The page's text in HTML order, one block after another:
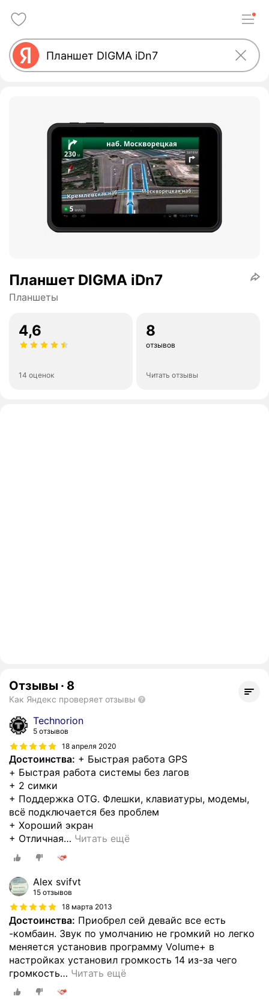
Планшет DIGMA iDn7
Планшеты
4,6
14 оценок
8
отзывов
Читать отзывы
Отзывы · 8
Как Яндекс проверяет отзывы
Technorion
5 отзывов
18 апреля 2020
Достоинства: + Быстрая работа GPS
+ Быстрая работа системы без лагов
+ 2 симки
+ Поддержка OTG. Флешки, клавиатуры, модемы,
всё подключается без проблем
+ Хороший экран
+ Отличная… Читать ещё
Alex svifvt
15 отзывов
18 марта 2013
Достоинства: Приобрел сей девайс все есть
-комбаин. Звук по умолчанию не громкий но легко
меняется установив программу Volume+ в
настройках установил громкость 14 из-за чего
громкость… Читать ещё